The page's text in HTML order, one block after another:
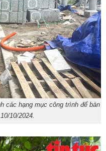
các hạng mục công trình để bàn
10/2024.